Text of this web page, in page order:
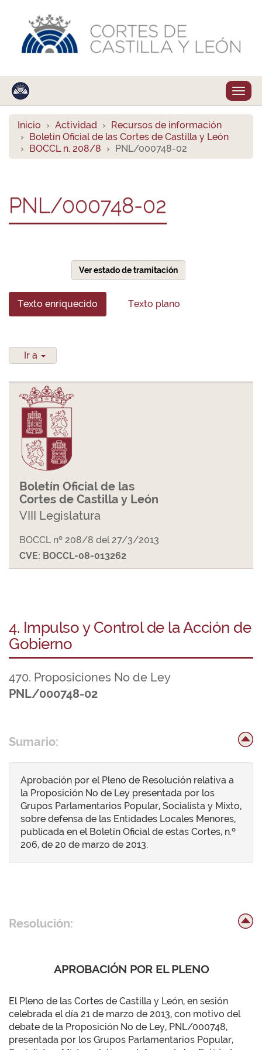
Inicio Actividad
Recursos de información
Boletín Oficial de las Cortes de Castilla y León
BOCCL n. 208/8
PNL/000748-02
PNL/000748-02
Ver estado de tramitación
Texto enriquecido Texto plano
Ir a
Boletín Oficial de las
Cortes de Castilla y León
VIII Legislatura
BOCCL nº 208/8 del 27/3/2013
CVE: BOCCL-08-013262
4. Impulso y Control de la Acción de
Gobierno
470. Proposiciones No de Ley
PNL/000748-02
Sumario:
Aprobación por el Pleno de Resolución relativa a
la Proposición No de Ley presentada por los
Grupos Parlamentarios Popular, Socialista y Mixto,
sobre defensa de las Entidades Locales Menores,
publicada en el Boletín Oficial de estas Cortes, n.º
206, de 20 de marzo de 2013.
Resolución:
APROBACIÓN POR EL PLENO
El Pleno de las Cortes de Castilla y León, en sesión
celebrada el día 21 de marzo de 2013, con motivo del
debate de la Proposición No de Ley, PNL/000748,
presentada por los Grupos Parlamentarios Popular,